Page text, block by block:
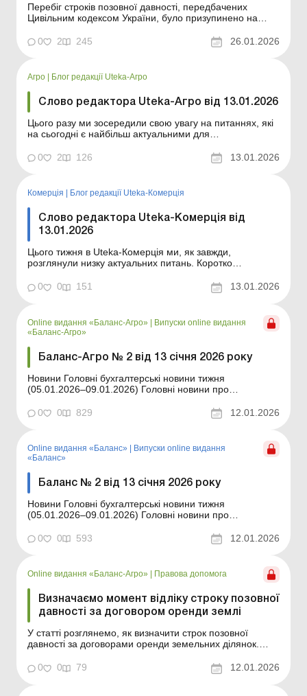
Перебіг строків позовної давності, передбачених
Цивільним кодексом України, було призупинено на
потім – на період воєнного стану (загалом «пауза»
становила понад 5 років!). Перебіг строків позовної
0 2 245 26.01.2026
Агро Блог редакції Uteka-Агро
Слово редактора Uteka-Агро від 13.01.2026
Цього разу ми зосередили свою увагу на питаннях, які
на сьогодні є найбільш актуальними для
податкові новації, орендні ризики, облік виплат та
кадрові зміни. Матеріали побудовані так, щоб
захист...
0 2 126 13.01.2026
Комерція Блог редакції Uteka-Комерція
Слово редактора Uteka-Комерція від
13.01.2026
Цього тижня в Uteka-Комерція ми, як завжди,
розглянули низку актуальних питань. Коротко
тижня в Uteka-Комерція. Шановні колеги! Коротко
ознайомлю вас із темами статей, опублікованих цього
рішення: зм...
0 0 151 13.01.2026
Online видання «Баланс-Агро» | Випуски online видання
«Баланс-Агро»
Баланс-Агро № 2 від 13 січня 2026 року
Новини Головні бухгалтерські новини тижня
(05.01.2026–09.01.2026) Головні новини про
щодня Зміст номеру Правова допомога Читати Як
припинити право власності на зруйновану внаслідок
0 0 829 12.01.2026
Online видання «Баланс»
Випуски online видання
«Баланс»
Баланс № 2 від 13 січня 2026 року
Новини Головні бухгалтерські новини тижня
(05.01.2026–09.01.2026) Головні новини про
щодня Зміст номеру Юридичні консультації
Читати Податкові повідомлення-рішення: зміни з
0 0 593 12.01.2026
Online видання «Баланс-Агро» Правова допомога
Визначаємо момент відліку строку позовної
давності за договором оренди землі
У статті розглянемо, як визначити строк позовної
давності за договорами оренди земельних ділянок.
давності за госпдоговорами: коли можна списати
заборгованість? З 12.03.2020 строки позовної давності
0 0 79 12.01.2026